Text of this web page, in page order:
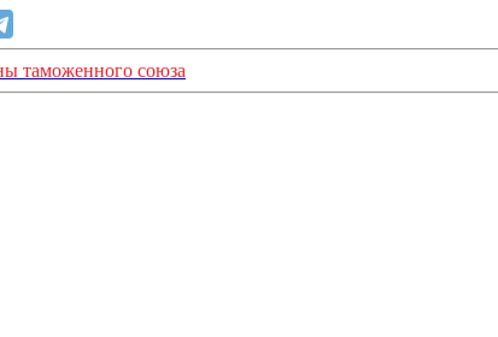
таможенного союза